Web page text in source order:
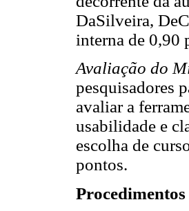
DaSilveira,
interna de 0,90
Avaliação do
pesquisadores
avaliar a
usabilidade e
escolha de
pontos.
Procedimentos